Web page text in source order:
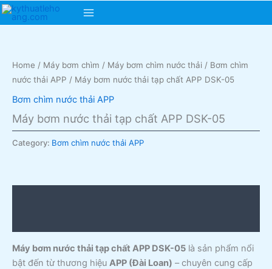
Skip
Main
Home / Máy bơm chìm / Máy bơm chìm nước thải / Bơm chìm
nước thải APP / Máy bơm nước thải tạp chất APP DSK-05
Bơm chìm nước thải APP
Máy bơm nước thải tạp chất APP DSK-05
Category: Bơm chìm nước thải APP
Máy bơm nước thải tạp chất APP DSK-05 là sản phẩm nổi
bật đến từ thương hiệu APP (Đài Loan) – chuyên cung cấp